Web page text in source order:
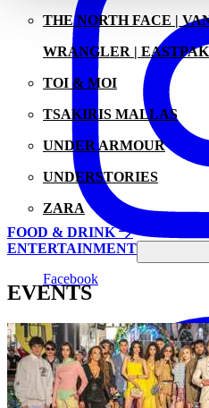
THE NORTH FACE |
WRANGLER | EASTPAK
TOI & MOI
TSAKIRIS MALLAS
UNDER ARMOUR
UNDERSTORIES
ZARA
FOOD & DRINK
ENTERTAINMENT
EVENTS
Facebook